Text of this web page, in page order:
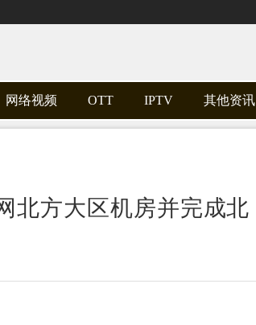
网络视频 OTT IPTV 其他资讯
北方大区机房并完成北